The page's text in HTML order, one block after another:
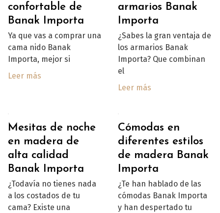
confortable de
Banak Importa
Ya que vas a comprar una
cama nido Banak
Importa, mejor si
Leer más
armarios Banak
Importa
¿Sabes la gran ventaja de
los armarios Banak
Importa? Que combinan
el
Leer más
Mesitas de noche
en madera de
alta calidad
Banak Importa
¿Todavía no tienes nada
a los costados de tu
cama? Existe una
Cómodas en
diferentes estilos
de madera Banak
Importa
¿Te han hablado de las
cómodas Banak Importa
y han despertado tu